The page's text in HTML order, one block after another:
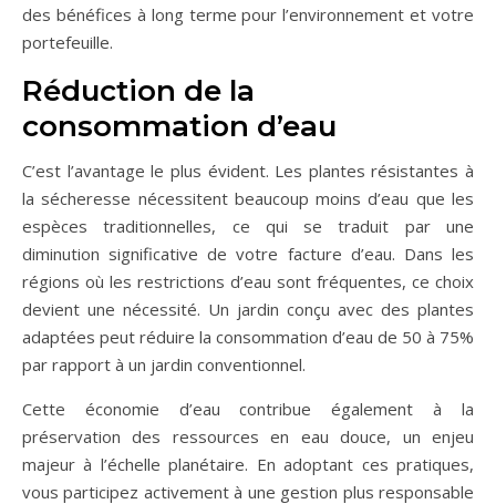
des bénéfices à long terme pour l’environnement et votre
portefeuille.
Réduction de la
consommation d’eau
C’est l’avantage le plus évident. Les plantes résistantes à
la sécheresse nécessitent beaucoup moins d’eau que les
espèces traditionnelles, ce qui se traduit par une
diminution significative de votre facture d’eau. Dans les
régions où les restrictions d’eau sont fréquentes, ce choix
devient une nécessité. Un jardin conçu avec des plantes
adaptées peut réduire la consommation d’eau de 50 à 75%
par rapport à un jardin conventionnel.
Cette économie d’eau contribue également à la
préservation des ressources en eau douce, un enjeu
majeur à l’échelle planétaire. En adoptant ces pratiques,
vous participez activement à une gestion plus responsable